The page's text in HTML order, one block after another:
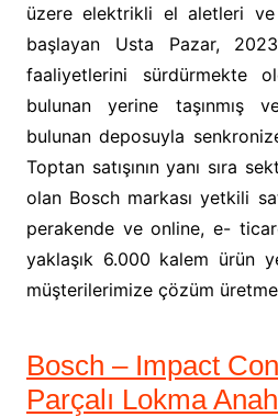
üzere elektrikli el aletleri ve
başlayan Usta Pazar,
faaliyetlerini sürdürmekte
bulunan yerine taşınmış
bulunan deposuyla
Toptan satışının yanı sıra
olan Bosch markası yetkili
perakende ve online, e-
yaklaşık 6.000 kalem ürün
müşterilerimize çözüm
Bosch – Impact
Parçalı Lokma